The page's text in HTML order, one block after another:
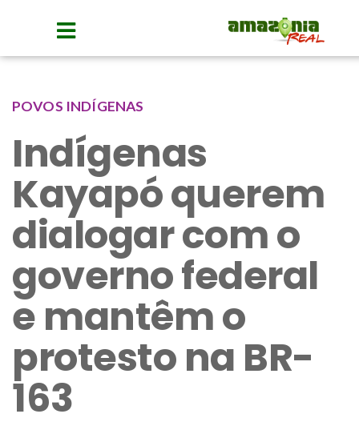
POVOS INDÍGENAS
Indígenas
Kayapó querem
dialogar com o
governo federal
e mantêm o
protesto na BR-
163